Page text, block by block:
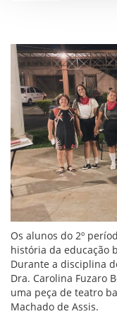
Os alunos do 2º
história da educação
Durante a disciplina
Dra. Carolina Fuzaro
uma peça de teatro
Machado de Assis.